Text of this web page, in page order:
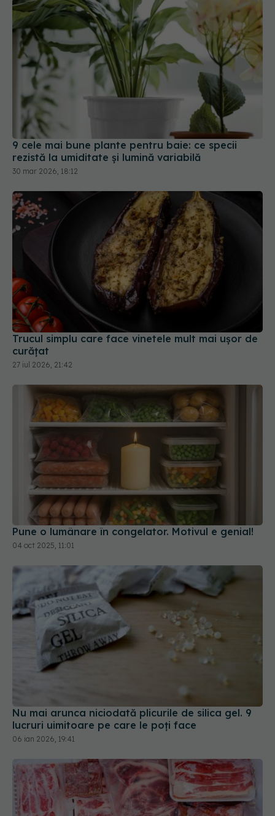
9 cele mai bune plante pentru baie: ce specii
rezistă la umiditate și lumină variabilă
30 mar 2026, 18:12
Trucul simplu care face vinetele mult mai ușor de
curățat
27 iul 2026, 21:42
Pune o lumânare în congelator. Motivul e genial!
04 oct 2025, 11:01
Nu mai arunca niciodată plicurile de silica gel. 9
lucruri uimitoare pe care le poți face